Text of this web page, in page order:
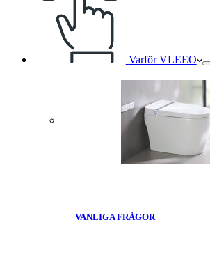
Varför VLEEO
VANLIGA FRÅGOR